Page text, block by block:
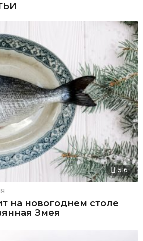
516
на новогоднем столе
Змея